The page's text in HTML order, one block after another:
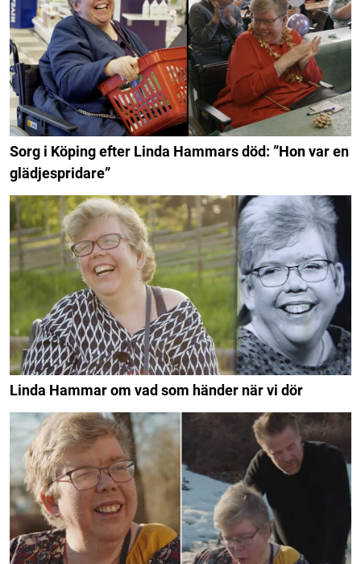
Sorg i Köping efter Linda Hammars död: ”Hon var en
glädjespridare”
Linda Hammar om vad som händer när vi dör